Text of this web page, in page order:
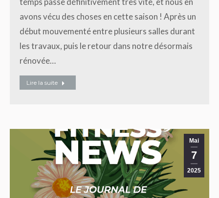
avons vécu des choses en cette saison ! Après un
début mouvementé entre plusieurs salles durant
les travaux, puis le retour dans notre désormais
rénovée…
Lire la suite
Mai
7
2025